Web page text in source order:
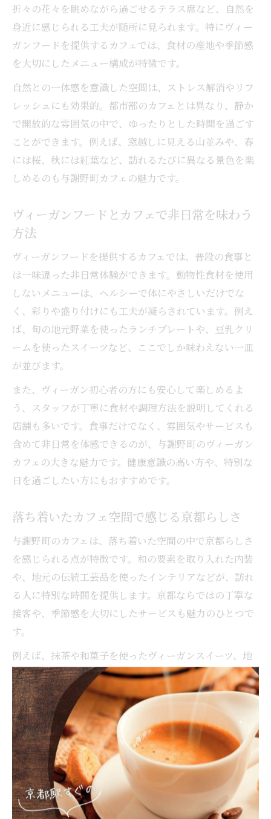
折々の花々を眺めながら過ごせるテラス席など、自然を
身近に感じられる工夫が随所に見られます。特にヴィー
ガンフードを提供するカフェでは、食材の産地や季節感
を大切にしたメニュー構成が特徴です。
自然との一体感を意識した空間は、ストレス解消やリフ
レッシュにも効果的。都市部のカフェとは異なり、静か
で開放的な雰囲気の中で、ゆったりとした時間を過ごす
ことができます。例えば、窓越しに見える山並みや、春
には桜、秋には紅葉など、訪れるたびに異なる景色を楽
しめるのも与謝野町カフェの魅力です。
ヴィーガンフードとカフェで非日常を味わう
方法
ヴィーガンフードを提供するカフェでは、普段の食事と
は一味違った非日常体験ができます。動物性食材を使用
しないメニューは、ヘルシーで体にやさしいだけでな
く、彩りや盛り付けにも工夫が凝らされています。例え
ば、旬の地元野菜を使ったランチプレートや、豆乳クリ
ームを使ったスイーツなど、ここでしか味わえない一皿
が並びます。
また、ヴィーガン初心者の方にも安心して楽しめるよ
う、スタッフが丁寧に食材や調理方法を説明してくれる
店舗も多いです。食事だけでなく、雰囲気やサービスも
含めて非日常を体感できるのが、与謝野町のヴィーガン
カフェの大きな魅力です。健康意識の高い方や、特別な
日を過ごしたい方にもおすすめです。
落ち着いたカフェ空間で感じる京都らしさ
与謝野町のカフェは、落ち着いた空間の中で京都らしさ
を感じられる点が特徴です。和の要素を取り入れた内装
や、地元の伝統工芸品を使ったインテリアなどが、訪れ
る人に特別な時間を提供します。京都ならではの丁寧な
接客や、季節感を大切にしたサービスも魅力のひとつで
す。
例えば、抹茶や和菓子を使ったヴィーガンスイーツ、地
元産の素材を活かした和風ランチなど、京都の食文化を
カフェスタイルで楽しめます。静かな雰囲気の中で、ゆ
っくりとした時間の流れを感じながら、自分だけの京都
体験を満喫できるのが与謝野町のカフェの魅力です。
京都で味わうベジタリアンカフェラ
ンチ